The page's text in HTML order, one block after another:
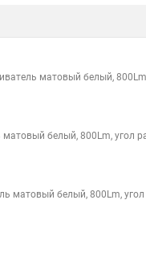
матовый белый,
белый, 800Lm, угол
матовый белый, 800Lm, угол